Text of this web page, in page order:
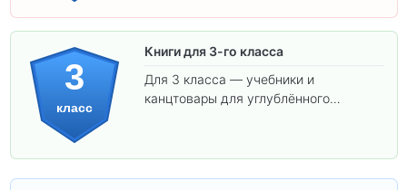
3
класс
Книги для 3-го класса
Для 3 класса — учебники и
канцтовары для углублённого